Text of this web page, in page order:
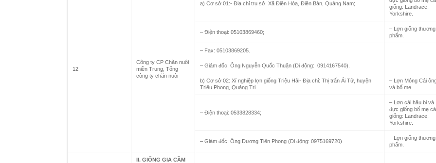
12
Công ty CP Chăn nuôi
miền Trung, Tổng
công ty chăn nuôi
a) Cơ sở 01:- Địa chỉ trụ sở: Xã Điện Hòa, Điện Bàn, Quảng Nam;
giống: Landrace,
Yorkshire.
– Điện thoại: 05103869460;
– Lợn giống thương
phẩm.
– Fax: 05103869205.
– Giám đốc: Ông Nguyễn Quốc Thuận (Di động: 0914167540).
b) Cơ sở 02: Xí nghiệp lợn giống Triệu Hải- Địa chỉ: Thị trấn Ái Tử, huyện
Triệu Phong, Quảng Trị
– Lợn Móng Cái
và bố mẹ.
– Điện thoại: 0533828334;
– Lợn cái hậu bị và
đực giống bố mẹ
giống: Landrace,
Yorkshire.
– Giám đốc: Ông Dương Tiên Phong (Di động: 0975169720)
– Lợn giống thương
phẩm.
II. GIỐNG GIA CẦM